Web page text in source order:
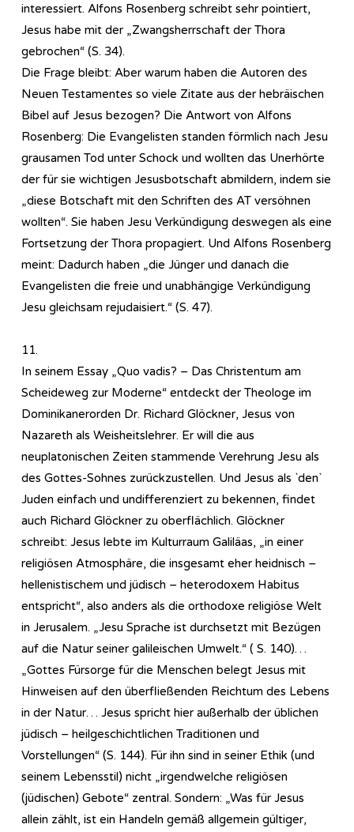
interessiert. Alfons Rosenberg schreibt sehr pointiert,
Jesus habe mit der „Zwangsherrschaft der Thora
gebrochen“ (S. 34).
Die Frage bleibt: Aber warum haben die Autoren des
Neuen Testamentes so viele Zitate aus der hebräischen
Bibel auf Jesus bezogen? Die Antwort von Alfons
Rosenberg: Die Evangelisten standen förmlich nach Jesu
grausamen Tod unter Schock und wollten das Unerhörte
der für sie wichtigen Jesusbotschaft abmildern, indem sie
„diese Botschaft mit den Schriften des AT versöhnen
wollten“. Sie haben Jesu Verkündigung deswegen als eine
Fortsetzung der Thora propagiert. Und Alfons Rosenberg
meint: Dadurch haben „die Jünger und danach die
Evangelisten die freie und unabhängige Verkündigung
Jesu gleichsam rejudaisiert.“ (S. 47).
11.
In seinem Essay „Quo vadis? – Das Christentum am
Scheideweg zur Moderne“ entdeckt der Theologe im
Dominikanerorden Dr. Richard Glöckner, Jesus von
Nazareth als Weisheitslehrer. Er will die aus
neuplatonischen Zeiten stammende Verehrung Jesu als
des Gottes-Sohnes zurückzustellen. Und Jesus als `den`
Juden einfach und undifferenziert zu bekennen, findet
auch Richard Glöckner zu oberflächlich. Glöckner
schreibt: Jesus lebte im Kulturraum Galiläas, „in einer
religiösen Atmosphäre, die insgesamt eher heidnisch –
hellenistischem und jüdisch – heterodoxem Habitus
entspricht“, also anders als die orthodoxe religiöse Welt
in Jerusalem. „Jesu Sprache ist durchsetzt mit Bezügen
auf die Natur seiner galileischen Umwelt.“ ( S. 140)…
„Gottes Fürsorge für die Menschen belegt Jesus mit
Hinweisen auf den überfließenden Reichtum des Lebens
in der Natur… Jesus spricht hier außerhalb der üblichen
jüdisch – heilgeschichtlichen Traditionen und
Vorstellungen“ (S. 144). Für ihn sind in seiner Ethik (und
seinem Lebensstil) nicht „irgendwelche religiösen
(jüdischen) Gebote“ zentral. Sondern: „Was für Jesus
allein zählt, ist ein Handeln gemäß allgemein gültiger,